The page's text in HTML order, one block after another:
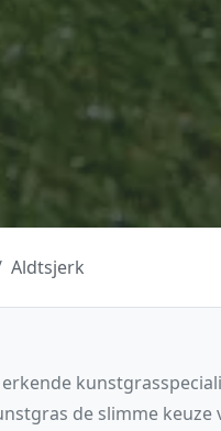
Aldtsjerk
de slimme keuze